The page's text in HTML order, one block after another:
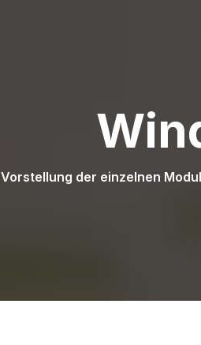
Vorstellung der einzelnen